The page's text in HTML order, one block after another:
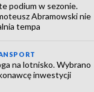
podium w sezonie.
Abramowski nie
tempa
na lotnisko. Wybrano
inwestycji